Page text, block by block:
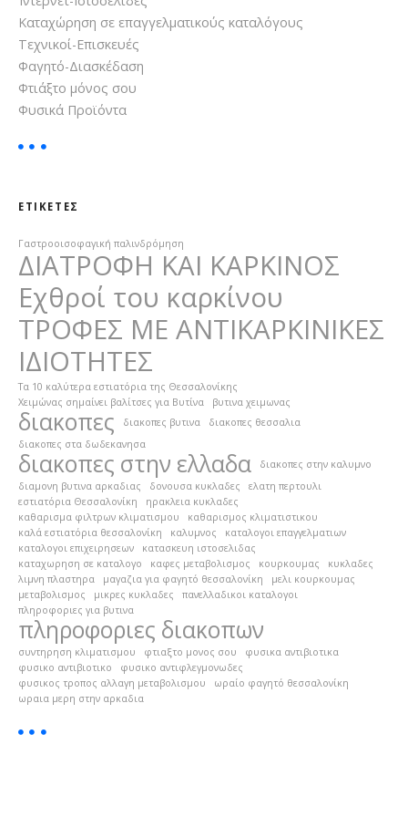
ρ
θ
ρ
ω
ν
α
:
Καταχώρηση σε επαγγελματικούς καταλόγους
Τεχνικοί-Επισκευές
Φαγητό-Διασκέδαση
Φτιάξτο μόνος σου
Φυσικά Προϊόντα
ΕΤΙΚΈΤΕΣ
Γαστροοισοφαγική παλινδρόμηση
ΔΙΑΤΡΟΦΗ ΚΑΙ ΚΑΡΚΙΝΟΣ
Εχθροί του καρκίνου
ΤΡΟΦΕΣ ΜΕ ΑΝΤΙΚΑΡΚΙΝΙΚΕΣ
ΙΔΙΟΤΗΤΕΣ
Τα 10 καλύτερα εστιατόρια της Θεσσαλονίκης
Χειμώνας σημαίνει βαλίτσες για Βυτίνα
βυτινα χειμωνας
διακοπες διακοπες βυτινα
διακοπες θεσσαλια
διακοπες στα δωδεκανησα
διακοπες στην ελλαδα
διακοπες στην καλυμνο
διαμονη βυτινα αρκαδιας
δονουσα κυκλαδες
ελατη περτουλι
εστιατόρια Θεσσαλονίκη
ηρακλεια κυκλαδες
καθαρισμα φιλτρων κλιματισμου
καθαρισμος κλιματιστικου
καλά εστιατόρια θεσσαλονίκη
καλυμνος
καταλογοι επαγγελματιων
καταλογοι επιχειρησεων
κατασκευη ιστοσελιδας
καταχωρηση σε καταλογο
καφες μεταβολισμος κουρκουμας
κυκλαδες
λιμνη πλαστηρα
μαγαζια για φαγητό θεσσαλονίκη
μελι κουρκουμας
μεταβολισμος
μικρες κυκλαδες
πανελλαδικοι καταλογοι
πληροφοριες για βυτινα
πληροφοριες διακοπων
συντηρηση κλιματισμου φτιαξτο μονος σου
φυσικα αντιβιοτικα
φυσικο αντιβιοτικο
φυσικο αντιφλεγμονωδες
φυσικος τροπος αλλαγη μεταβολισμου
ωραίο φαγητό θεσσαλονίκη
ωραια μερη στην αρκαδια